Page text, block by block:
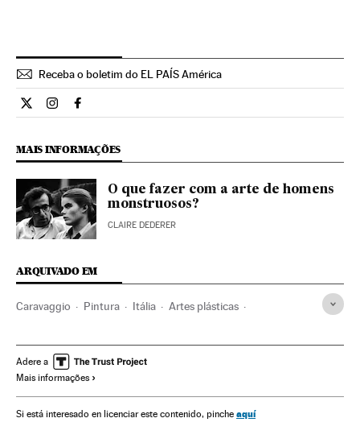
Receba o boletim do EL PAÍS América
Cultura El País Brasil en Twitter
Cultura El País Brasil en Instagram
Cultura El País Brasil en Facebook
MAIS INFORMAÇÕES
O que fazer com a arte de homens
monstruosos?
CLAIRE DEDERER
ARQUIVADO EM
Caravaggio Pintura Itália Artes plásticas
Adere a
Mais informações
Si está interesado en licenciar este contenido, pinche aquí